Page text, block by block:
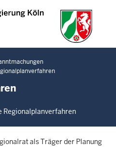
Inhalt
HAUPTMENÜ
Regionalplanverfahren
als Träger der Planung